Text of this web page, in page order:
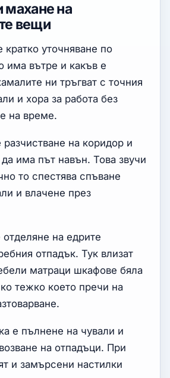
махане на
вещи
кратко уточняване по
има вътре и какъв е
ни тръгват с точния
и хора за работа без
на време.
разчистване на коридор и
да има път навън. Това звучи
то спестява спъване
и влачене през
отделяне на едрите
отпадък. Тук влизат
матраци шкафове бяла
тежко което пречи на
е пълнене на чували и
на отпадъци. При
и замърсени настилки